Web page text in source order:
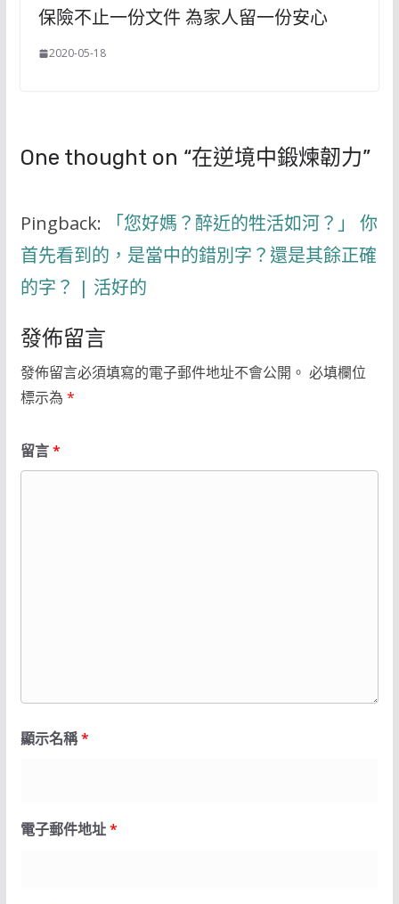
保險不止一份文件 為家人留一份安心
2020-05-18
One thought on “在逆境中鍛煉韌力”
Pingback:
「您好媽？醉近的牲活如河？」 你
首先看到的，是當中的錯別字？還是其餘正確
的字？ | 活好的
發佈留言
發佈留言必須填寫的電子郵件地址不會公開。 必填欄位
標示為 *
留言*
顯示名稱*
電子郵件地址*